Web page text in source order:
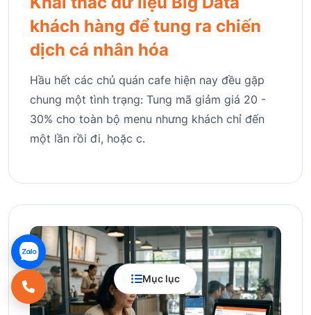
Mục lục
khách hàng để tung ra chiến
dịch cá nhân hóa
Hầu hết các chủ quán cafe hiện nay đều gặp
chung một tình trạng: Tung mã giảm giá 20 -
30% cho toàn bộ menu nhưng khách chỉ đến
một lần rồi đi, hoặc c.